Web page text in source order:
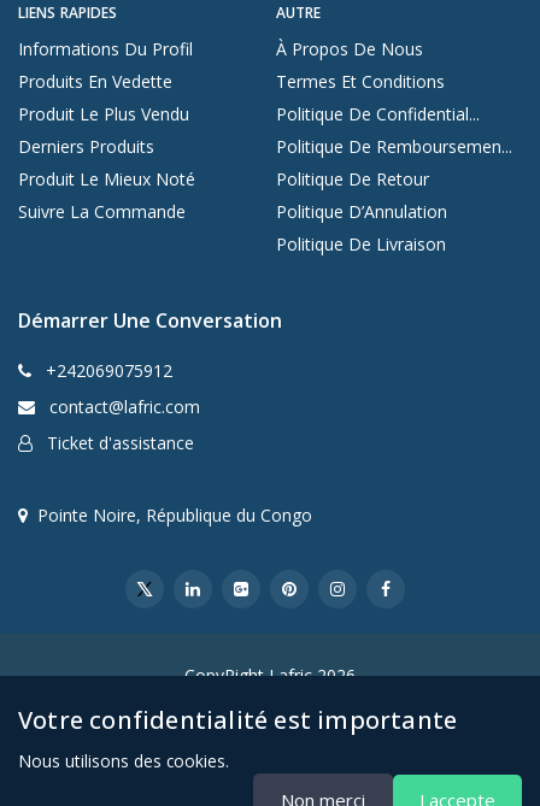
LIENS RAPIDES
Informations Du Profil
Produits En Vedette
Produit Le Plus Vendu
Derniers Produits
Produit Le Mieux Noté
Suivre La Commande
AUTRE
À Propos De Nous
Termes Et Conditions
Politique De Confidential...
Politique De Remboursemen...
Politique De Retour
Politique D’Annulation
Politique De Livraison
Démarrer Une Conversation
+242069075912
contact@lafric.com
Ticket d'assistance
Pointe Noire, République du Congo
CopyRight Lafric 2026
Votre confidentialité est importante
Nous utilisons des cookies.
Non merci J accepte